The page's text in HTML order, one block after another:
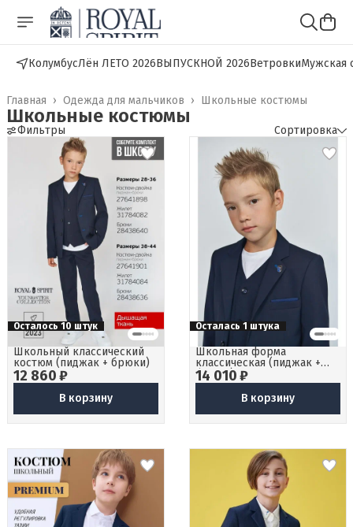
КолумбусЛён ЛЕТО 2026ВЫПУСКНОЙ 2026ВетровкиМужская
Школьные костюмы
Одежда для мальчиков ›
Главная ›
Школьные костюмы
Фильтры Сортировка
Осталось 10 штук
12 860 ₽
Школьный классический
костюм (пиджак + брюки)
В корзину
Осталась 1 штука
14 010 ₽
Школьная форма
классическая (пиджак +
брюки)
В корзину